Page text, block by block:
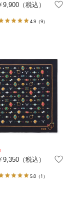
9,900（税込）
4.9（9）
9,350（税込）
5.0（1）